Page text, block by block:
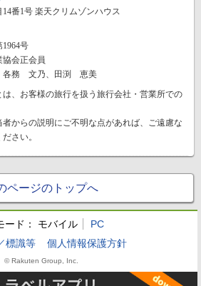
番1号 楽天クリムゾンハウス
号
会正会員
各務 文乃、田渕 恵美
、お客様の旅行を扱う旅行会社・営業所での
からの説明にご不明な点があれば、ご遠慮な
さい。
ページのトップへ
ード： モバイル
PC
標識等
個人情報保護方針
© Rakuten Group, Inc.